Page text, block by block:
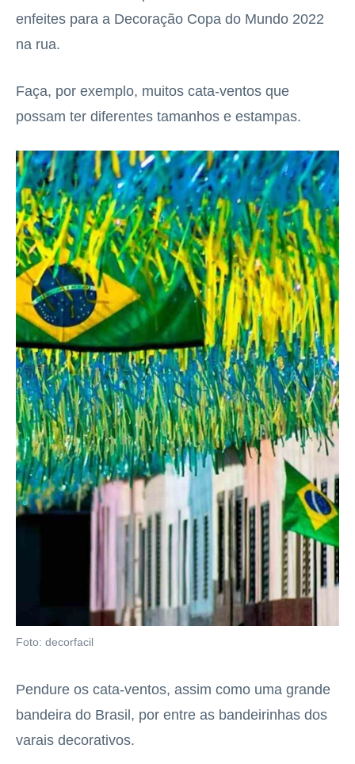
enfeites para a Decoração Copa do Mundo 2022
na rua.
Faça, por exemplo, muitos cata-ventos que
possam ter diferentes tamanhos e estampas.
Foto: decorfacil
Pendure os cata-ventos, assim como uma grande
bandeira do Brasil, por entre as bandeirinhas dos
varais decorativos.